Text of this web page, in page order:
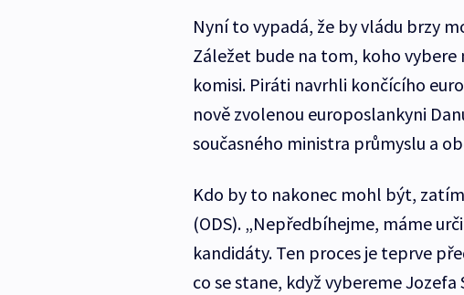
Nyní to vypadá, že by vládu brzy
Záležet bude na tom, koho vybere
komisi. Piráti navrhli končícího
nově zvolenou europoslankyni
současného ministra průmyslu a
Kdo by to nakonec mohl být,
(ODS). „Nepředbíhejme, máme
kandidáty. Ten proces je teprve
co se stane, když vybereme Jozefa